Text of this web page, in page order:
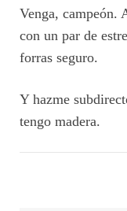
Venga, campeón.
con un par de
forras seguro.
Y hazme
tengo madera.